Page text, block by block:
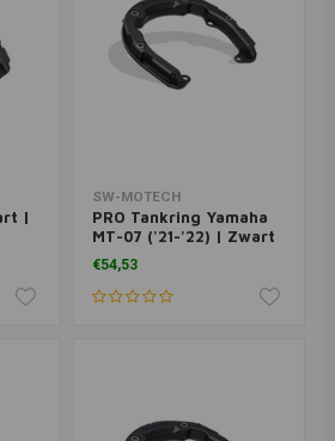
|
SW-MOTECH
PRO Tankring Yamaha
MT-07 ('21-'22) | Zwart
€54,53